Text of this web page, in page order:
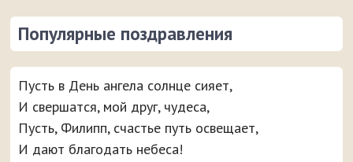
Популярные поздравления
Пусть в День ангела солнце сияет,
И свершатся, мой друг, чудеса,
Пусть, Филипп, счастье путь освещает,
И дают благодать небеса!